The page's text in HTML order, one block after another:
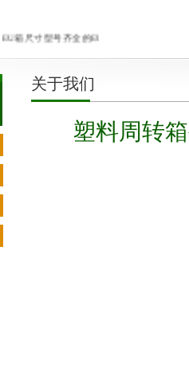
尺寸型号齐全的EU标准周转箱生产厂家，
关于我们
塑料周转